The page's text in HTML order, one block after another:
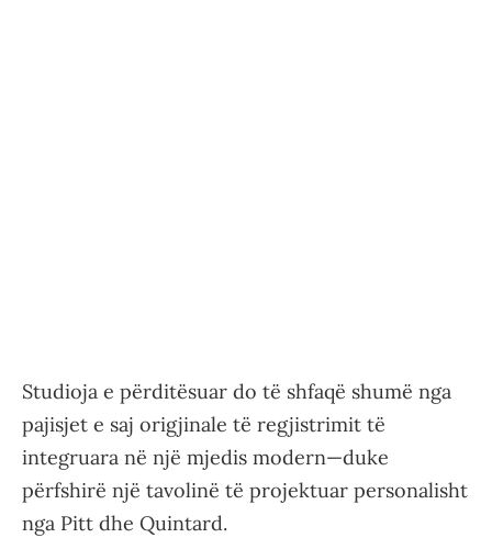
Studioja e përditësuar do të shfaqë shumë nga
pajisjet e saj origjinale të regjistrimit të
integruara në një mjedis modern—duke
përfshirë një tavolinë të projektuar personalisht
nga Pitt dhe Quintard.